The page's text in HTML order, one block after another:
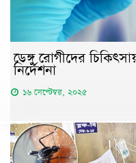
ডেঙ্গু রোগীদের
নির্দেশনা
১৬ সেপ্টেম্বর, ২০২৫